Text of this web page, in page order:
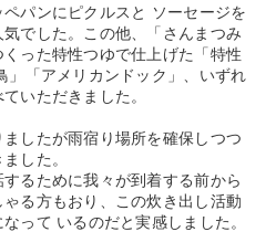
パンにピクルスと ソーセージを
でした。この他、「さんまつみ
った特性つゆで仕上げた「特性
」「アメリカンドック」、いずれ
いただきました。
したが雨宿り場所を確保しつつ
した。
るために我々が到着する前から
る方もおり、この炊き出し活動
って いるのだと実感しました。